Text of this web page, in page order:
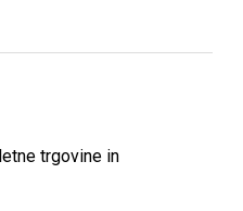
trgovine in